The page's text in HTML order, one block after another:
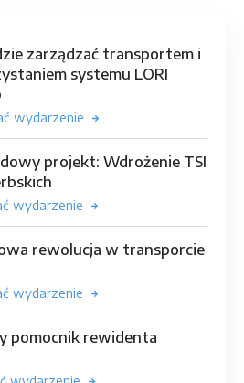
zarządzać transportem i
systemu LORI
wydarzenie
projekt: Wdrożenie TSI
wydarzenie
rewolucja w transporcie
wydarzenie
pomocnik rewidenta